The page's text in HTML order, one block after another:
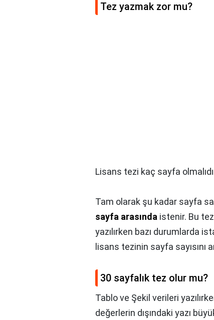
Tez yazmak zor mu?
Lisans tezi kaç sayfa
Tam olarak şu kadar sayfa
sayfa arasında istenir. Bu
yazılırken bazı durumlarda
lisans tezinin sayfa sayısını
30 sayfalık tez olur mu?
Tablo ve Şekil verileri
değerlerin dışındaki yazı